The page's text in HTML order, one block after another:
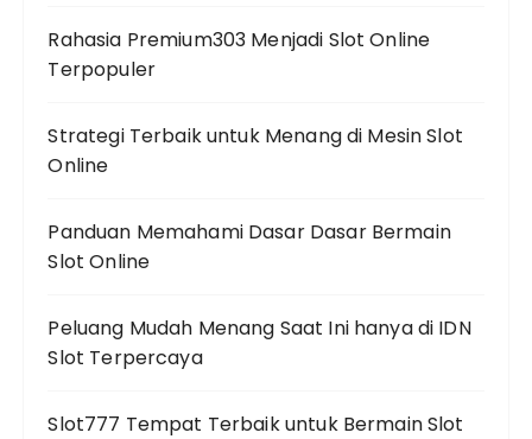
Rahasia Premium303 Menjadi Slot Online
Terpopuler
Strategi Terbaik untuk Menang di Mesin Slot
Online
Panduan Memahami Dasar Dasar Bermain
Slot Online
Peluang Mudah Menang Saat Ini hanya di IDN
Slot Terpercaya
Slot777 Tempat Terbaik untuk Bermain Slot